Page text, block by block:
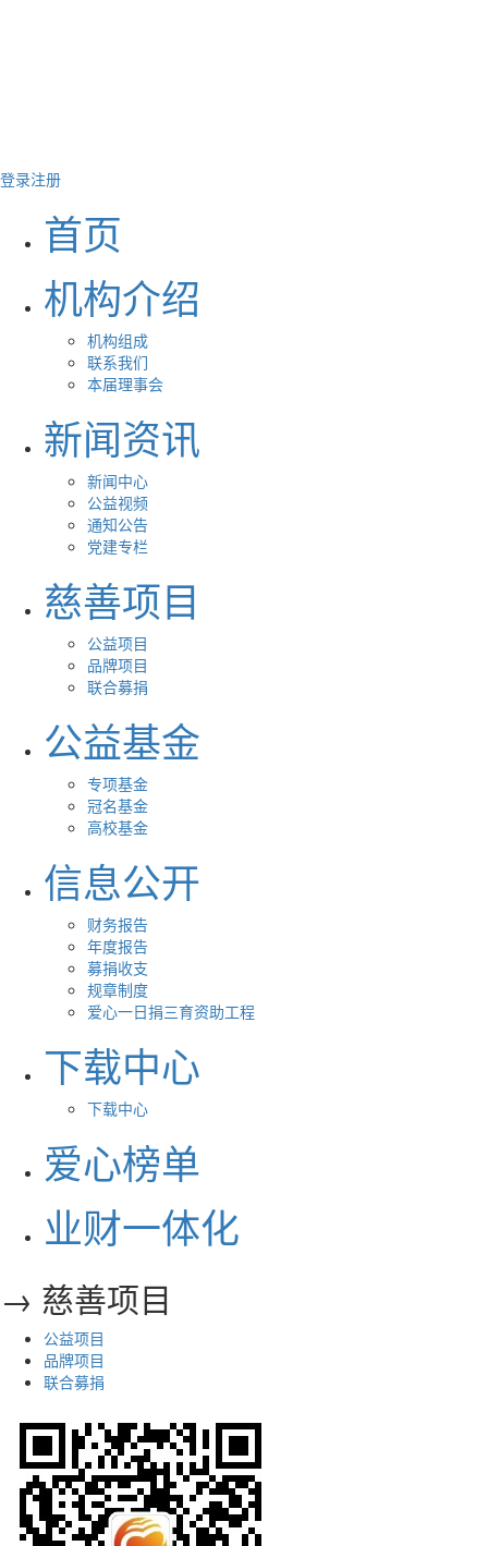
登录注册
首页
机构介绍
机构组成
联系我们
本届理事会
新闻资讯
新闻中心
公益视频
通知公告
党建专栏
慈善项目
公益项目
品牌项目
联合募捐
公益基金
专项基金
冠名基金
高校基金
信息公开
财务报告
年度报告
募捐收支
规章制度
爱心一日捐三育资助工程
下载中心
下载中心
爱心榜单
业财一体化
→ 慈善项目
公益项目
品牌项目
联合募捐